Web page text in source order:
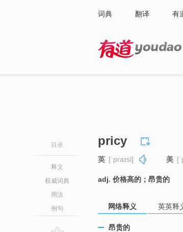
词典 翻译 有
目录
释义
权威词典
用法
例句
pricy
英 [ˈpraɪsi] 美
adj. 价格高的；昂贵的
网络释义 英英释
昂贵的